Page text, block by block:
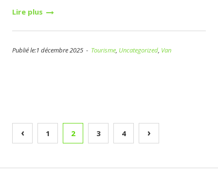
Lire plus
Publié le:1 décembre 2025 - Tourisme Uncategorized Van
Pagination
des
publications
‹ 1 2 3 4 ›